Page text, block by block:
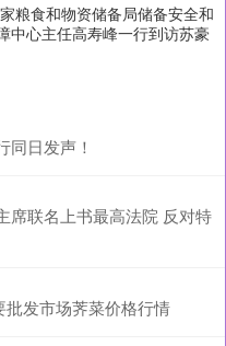
粮食和物资储备局储备安全和
中心主任高寿峰一行到访苏豪
同日发声！
席联名上书最高法院 反对特
批发市场荠菜价格行情